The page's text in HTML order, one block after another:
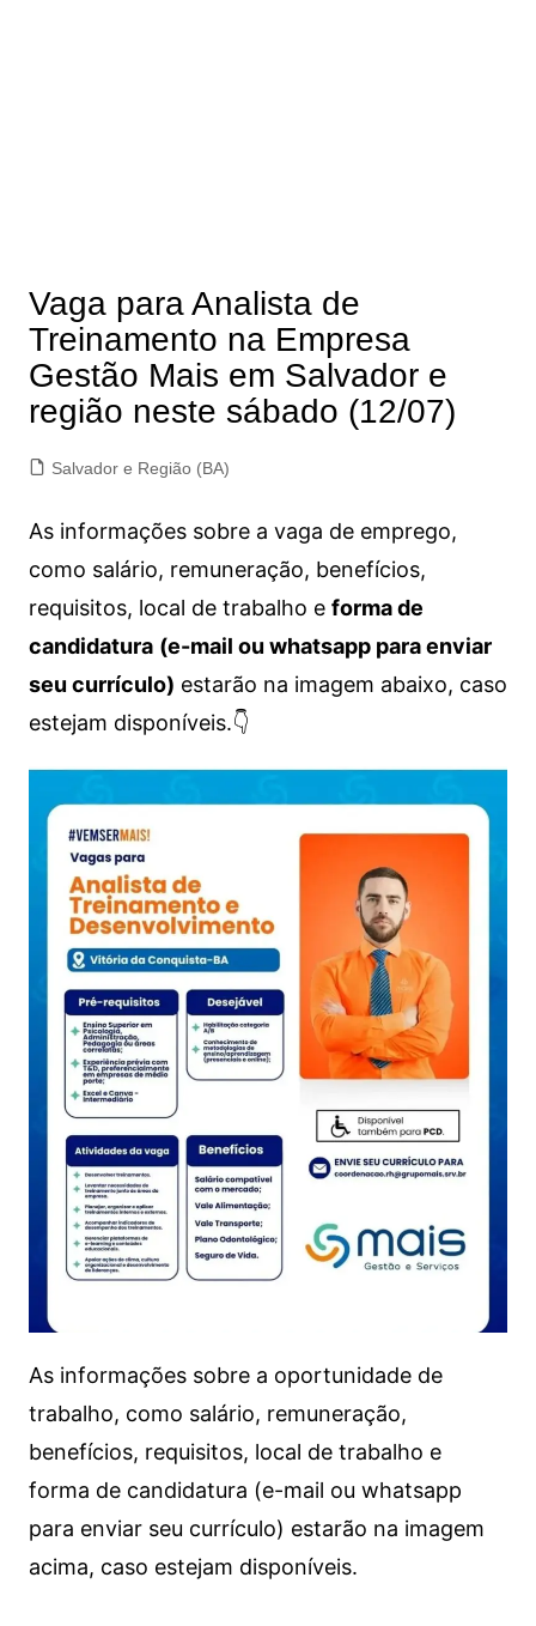
Vaga para Analista de
Treinamento na Empresa
Gestão Mais em Salvador e
região neste sábado (12/07)
Salvador e Região (BA)
As informações sobre a vaga de emprego,
como salário, remuneração, benefícios,
requisitos, local de trabalho e forma de
candidatura (e-mail ou whatsapp para enviar
seu currículo) estarão na imagem abaixo, caso
estejam disponíveis.👇
As informações sobre a oportunidade de
trabalho, como salário, remuneração,
benefícios, requisitos, local de trabalho e
forma de candidatura (e-mail ou whatsapp
para enviar seu currículo) estarão na imagem
acima, caso estejam disponíveis.